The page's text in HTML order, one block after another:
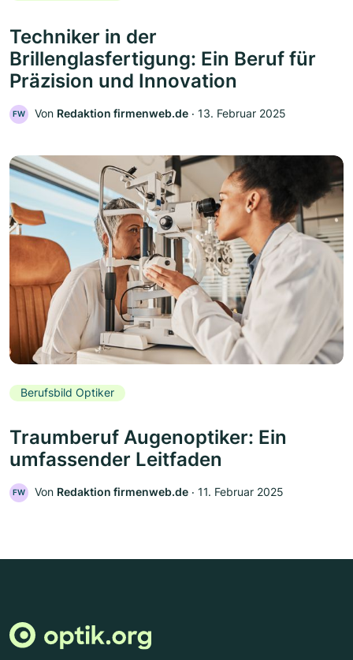
Techniker in der
Brillenglasfertigung: Ein Beruf für
Präzision und Innovation
FW Von Redaktion firmenweb.de ‧ 13. Februar 2025
Berufsbild Optiker
Traumberuf Augenoptiker: Ein
umfassender Leitfaden
FW Von Redaktion firmenweb.de ‧ 11. Februar 2025